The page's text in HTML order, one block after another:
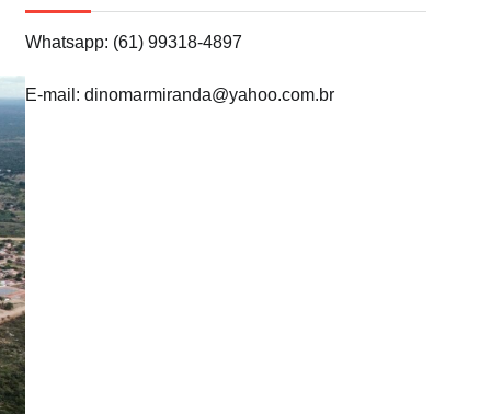
Whatsapp: (61) 99318-4897
E-mail: dinomarmiranda@yahoo.com.br